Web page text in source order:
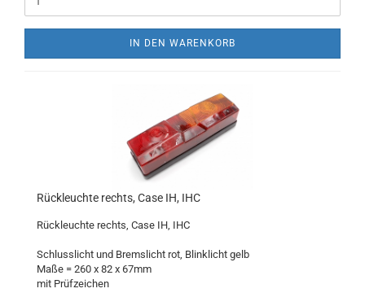
IN DEN WARENKORB
Rückleuchte rechts, Case IH, IHC
Rückleuchte rechts, Case IH, IHC
Schlusslicht und Bremslicht rot, Blinklicht gelb
Maße = 260 x 82 x 67mm
mit Prüfzeichen